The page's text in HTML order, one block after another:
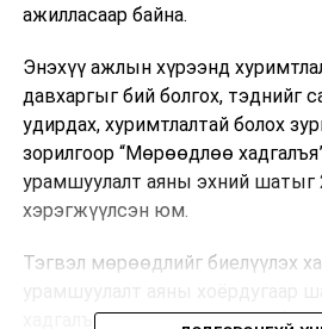
ажилласаар байна.
Энэхүү ажлын хүрээнд
давхаргыг бий болгох, тэднийг
удирдах, хуримтлалтай болох
зорилгоор “Мөрөөдлөө
урамшуулалт аяны эхний шатыг
хэрэгжүүлсэн юм.
Тэгвэл мөрөөдлийг биелүүлэх
хадгалъя – 2” аяныг Төрийн банк